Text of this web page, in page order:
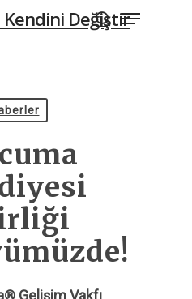
DeğiştirMenu
Gelişim Vakfı